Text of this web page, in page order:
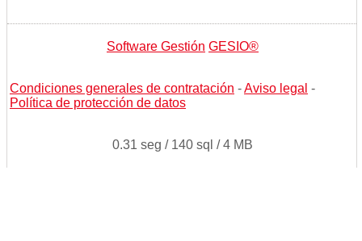
Software Gestión GESIO®
Condiciones generales de contratación -Aviso legal -
Política de protección de datos
0.31 seg / 140 sql / 4 MB